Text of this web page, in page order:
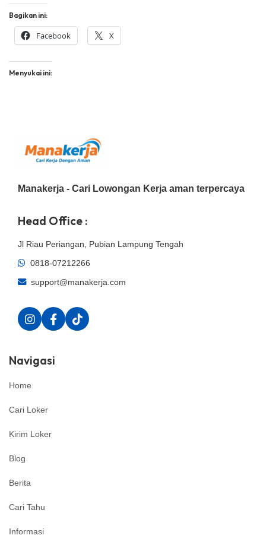
Bagikan ini:
Facebook X
Menyukai ini:
Manakerja - Cari Lowongan Kerja aman terpercaya
Head Office :
Jl Riau Periangan, Pubian Lampung Tengah
0818-07212266
support@manakerja.com
Navigasi
Home
Cari Loker
Kirim Loker
Blog
Berita
Cari Tahu
Informasi